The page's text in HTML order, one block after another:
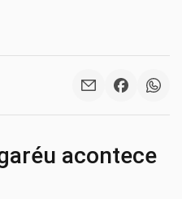
acontece